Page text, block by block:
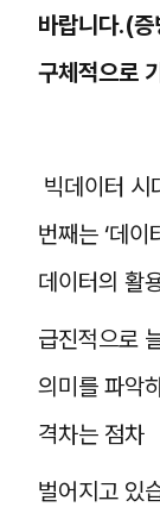
바랍니다.(증
구체적으로
빅데이터 시
번째는 ‘데이
데이터의 활
급진적으로
의미를 파악
격차는 점차
벌어지고 있